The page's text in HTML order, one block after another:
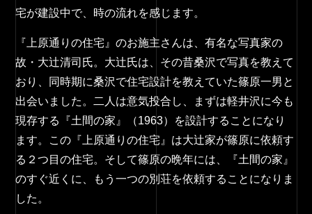
宅が建設中で、時の流れを感じます。
『上原通りの住宅』のお施主さんは、有名な写真家の
故・大辻清司氏。大辻氏は、その昔桑沢で写真を教えて
おり、同時期に桑沢で住宅設計を教えていた篠原一男と
出会いました。二人は意気投合し、まずは軽井沢に今も
現存する『土間の家』（1963）を設計することになり
ます。この『上原通りの住宅』は大辻家が篠原に依頼す
る２つ目の住宅。そして篠原の晩年には、『土間の家』
のすぐ近くに、もう一つの別荘を依頼することになりま
した。